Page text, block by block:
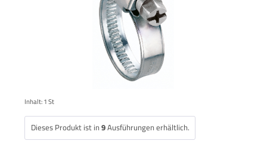
Inhalt:1 St
Dieses Produkt ist in 9Ausführungen erhältlich.